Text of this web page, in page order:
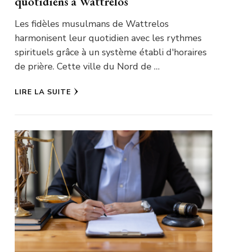
Les fidèles musulmans de Wattrelos
harmonisent leur quotidien avec les rythmes
spirituels grâce à un système établi d'horaires
de prière. Cette ville du Nord de …
LIRE LA SUITE